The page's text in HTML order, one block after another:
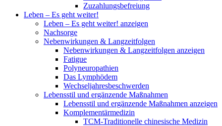
Zuzahlungsbefreiung
Leben – Es geht weiter!
Leben – Es geht weiter! anzeigen
Nachsorge
Nebenwirkungen & Langzeitfolgen
Nebenwirkungen & Langzeitfolgen anzeigen
Fatigue
Polyneuropathien
Das Lymphödem
Wechseljahresbeschwerden
Lebensstil und ergänzende Maßnahmen
Lebensstil und ergänzende Maßnahmen anzeigen
Komplementärmedizin
TCM-Traditionelle chinesische Medizin